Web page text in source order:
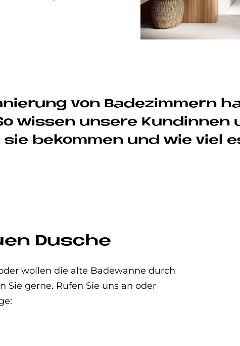
von Ba­de­zim­mern
wis­sen un­se­re Kun­din­nen
be­kom­men und wie viel
Dusche
wollen die alte Badewanne durch
Sie gerne. Rufen Sie uns an oder